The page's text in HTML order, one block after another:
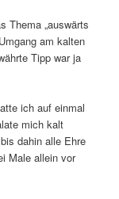
Thema „auswärts
am kalten
Tipp war ja
ich auf einmal
mich kalt
dahin alle Ehre
Male allein vor